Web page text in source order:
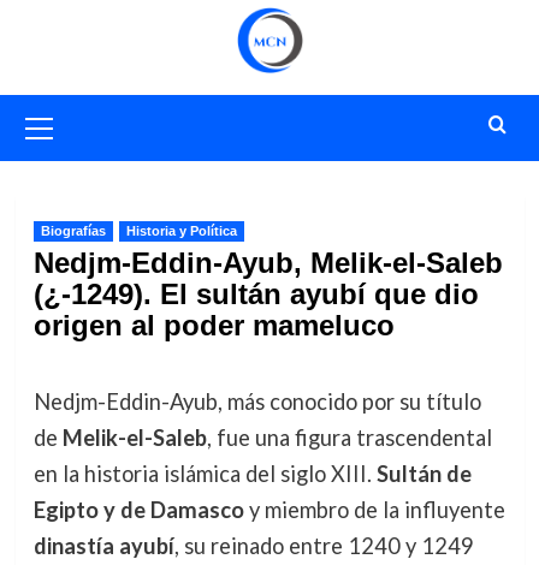
primario
Biografías Historia y Política
Nedjm-Eddin-Ayub, Melik-el-Saleb
(¿-1249). El sultán ayubí que dio
origen al poder mameluco
Nedjm-Eddin-Ayub, más conocido por su título
de Melik-el-Saleb, fue una figura trascendental
en la historia islámica del siglo XIII. Sultán de
Egipto y de Damascoy miembro de la influyente
dinastía ayubí, su reinado entre 1240 y 1249